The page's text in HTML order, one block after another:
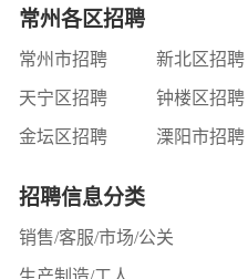
常州各区招聘
常州市招聘 新北区招聘
天宁区招聘 钟楼区招聘
金坛区招聘 溧阳市招聘
招聘信息分类
销售/客服/市场/公关